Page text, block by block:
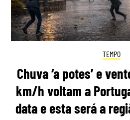
TEMPO
Chuva ‘a potes’ e
km/h voltam a
data e esta será a